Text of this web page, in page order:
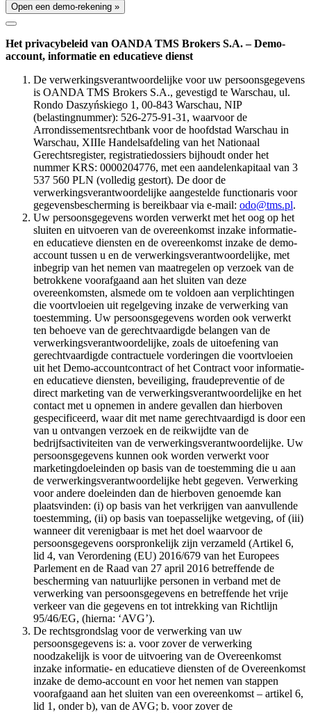
Open een demo-rekening »
Het privacybeleid van OANDA TMS Brokers S.A. – Demo-
account, informatie en educatieve dienst
De verwerkingsverantwoordelijke voor uw persoonsgegevens
is OANDA TMS Brokers S.A., gevestigd te Warschau, ul.
Rondo Daszyńskiego 1, 00-843 Warschau, NIP
(belastingnummer): 526-275-91-31, waarvoor de
Arrondissementsrechtbank voor de hoofdstad Warschau in
Warschau, XIIIe Handelsafdeling van het Nationaal
Gerechtsregister, registratiedossiers bijhoudt onder het
nummer KRS: 0000204776, met een aandelenkapitaal van 3
537 560 PLN (volledig gestort). De door de
verwerkingsverantwoordelijke aangestelde functionaris voor
gegevensbescherming is bereikbaar via e-mail: odo@tms.pl.
Uw persoonsgegevens worden verwerkt met het oog op het
sluiten en uitvoeren van de overeenkomst inzake informatie-
en educatieve diensten en de overeenkomst inzake de demo-
account tussen u en de verwerkingsverantwoordelijke, met
inbegrip van het nemen van maatregelen op verzoek van de
betrokkene voorafgaand aan het sluiten van deze
overeenkomsten, alsmede om te voldoen aan verplichtingen
die voortvloeien uit regelgeving inzake de verwerking van
toestemming. Uw persoonsgegevens worden ook verwerkt
ten behoeve van de gerechtvaardigde belangen van de
verwerkingsverantwoordelijke, zoals de uitoefening van
gerechtvaardigde contractuele vorderingen die voortvloeien
uit het Demo-accountcontract of het Contract voor informatie-
en educatieve diensten, beveiliging, fraudepreventie of de
direct marketing van de verwerkingsverantwoordelijke en het
contact met u opnemen in andere gevallen dan hierboven
gespecificeerd, waar dit met name gerechtvaardigd is door een
van u ontvangen verzoek en de reikwijdte van de
bedrijfsactiviteiten van de verwerkingsverantwoordelijke. Uw
persoonsgegevens kunnen ook worden verwerkt voor
marketingdoeleinden op basis van de toestemming die u aan
de verwerkingsverantwoordelijke hebt gegeven. Verwerking
voor andere doeleinden dan de hierboven genoemde kan
plaatsvinden: (i) op basis van het verkrijgen van aanvullende
toestemming, (ii) op basis van toepasselijke wetgeving, of (iii)
wanneer dit verenigbaar is met het doel waarvoor de
persoonsgegevens oorspronkelijk zijn verzameld (Artikel 6,
lid 4, van Verordening (EU) 2016/679 van het Europees
Parlement en de Raad van 27 april 2016 betreffende de
bescherming van natuurlijke personen in verband met de
verwerking van persoonsgegevens en betreffende het vrije
verkeer van die gegevens en tot intrekking van Richtlijn
95/46/EG, (hierna: ‘AVG’).
De rechtsgrondslag voor de verwerking van uw
persoonsgegevens is: a. voor zover de verwerking
noodzakelijk is voor de uitvoering van de Overeenkomst
inzake informatie- en educatieve diensten of de Overeenkomst
inzake de demo-account en voor het nemen van stappen
voorafgaand aan het sluiten van een overeenkomst – artikel 6,
lid 1, onder b), van de AVG; b. voor zover de